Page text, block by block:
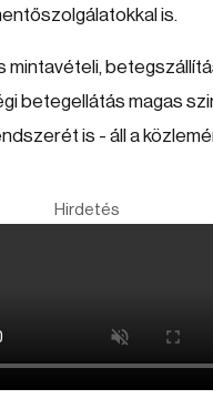
is.
mintavételi,
betegellátás magas
is - áll a
Hirdetés